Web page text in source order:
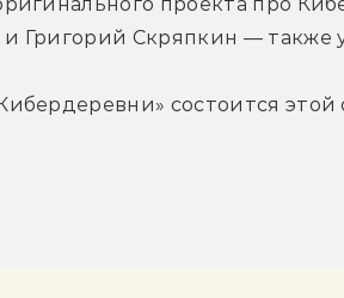
Григорий Скряпкин — также
состоится